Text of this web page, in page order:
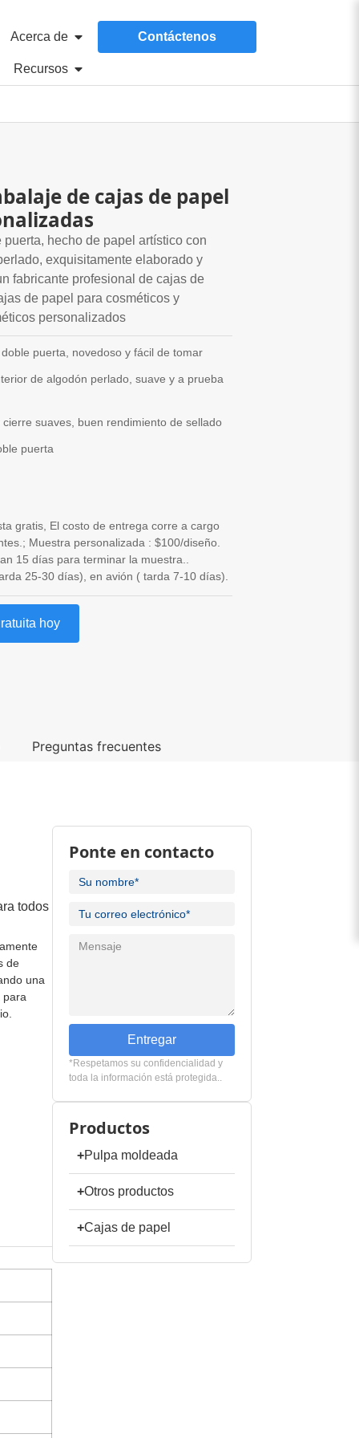
Acerca de
Recursos
Contáctenos
de cajas de papel
hecho de papel artístico con
exquisitamente elaborado y
fabricante profesional de cajas de
de papel para cosméticos y
personalizados
puerta, novedoso y fácil de tomar
de algodón perlado, suave y a prueba
cierre suaves, buen rendimiento de sellado
puerta
gratis, El costo de entrega corre a cargo
Muestra personalizada : $100/diseño.
15 días para terminar la muestra..
25-30 días), en avión ( tarda 7-10 días).
hoy
Preguntas frecuentes
todos
de
una
para
Ponte en contacto
Entregar
*Respetamos su confidencialidad y
toda la información está protegida..
Productos
+Pulpa moldeada
+Otros productos
+Cajas de papel